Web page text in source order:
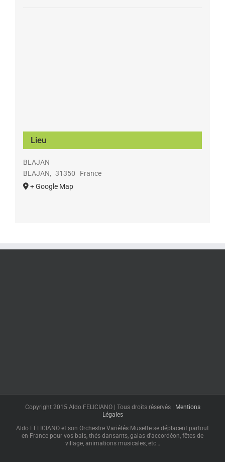
Lieu
BLAJAN
BLAJAN, 31350
France
+ Google Map
Copyright 2015 Aldo FELICIANO | Tous droits réservés |
Mentions
Légales
Aldo FELICIANO et son Orchestre Variétés Musette se déplacent partout
en France pour vos bals, thés dansants, galas d'accordéon, fêtes de
village, animations musicales, etc…